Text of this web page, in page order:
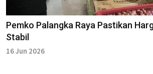
Pemko Palangka Raya Pastikan
Stabil
16 Jun 2026